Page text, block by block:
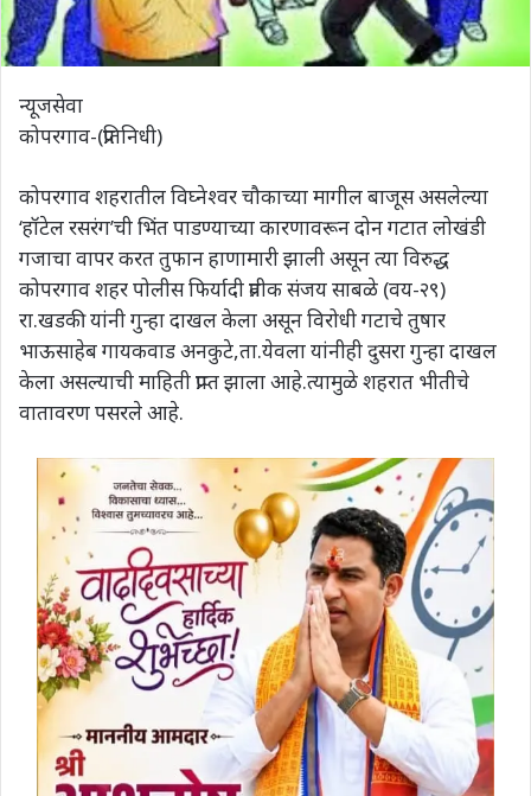
न्यूजसेवा
कोपरगाव-(प्रतिनिधी)
कोपरगाव शहरातील विघ्नेश्वर चौकाच्या मागील बाजूस असलेल्या
‘हॉटेल रसरंग’ची भिंत पाडण्याच्या कारणावरून दोन गटात लोखंडी
गजाचा वापर करत तुफान हाणामारी झाली असून त्या विरुद्ध
कोपरगाव शहर पोलीस फिर्यादी प्रतीक संजय साबळे (वय-२९)
रा.खडकी यांनी गुन्हा दाखल केला असून विरोधी गटाचे तुषार
भाऊसाहेब गायकवाड अनकुटे,ता.येवला यांनीही दुसरा गुन्हा दाखल
केला असल्याची माहिती प्राप्त झाला आहे.त्यामुळे शहरात भीतीचे
वातावरण पसरले आहे.